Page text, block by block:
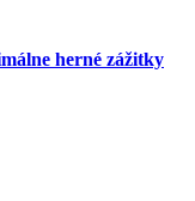
herné zážitky